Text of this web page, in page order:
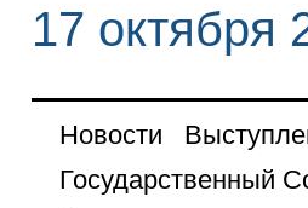
17 октября
Новости
Государственный